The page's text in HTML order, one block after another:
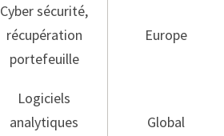
Cyber sécurité,
récupération
portefeuille
Europe
Logiciels
analytiques
Global